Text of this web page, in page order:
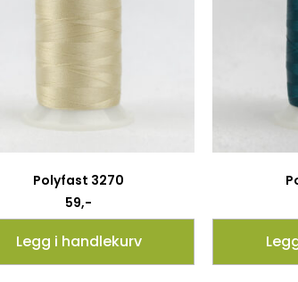
Polyfast 3270
59,-
Legg i handlekurv